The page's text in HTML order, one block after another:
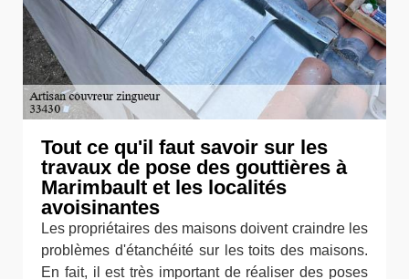
Tout ce qu'il faut savoir sur les
travaux de pose des gouttières à
Marimbault et les localités
avoisinantes
Les propriétaires des maisons doivent craindre les
problèmes d'étanchéité sur les toits des maisons.
En fait, il est très important de réaliser des poses